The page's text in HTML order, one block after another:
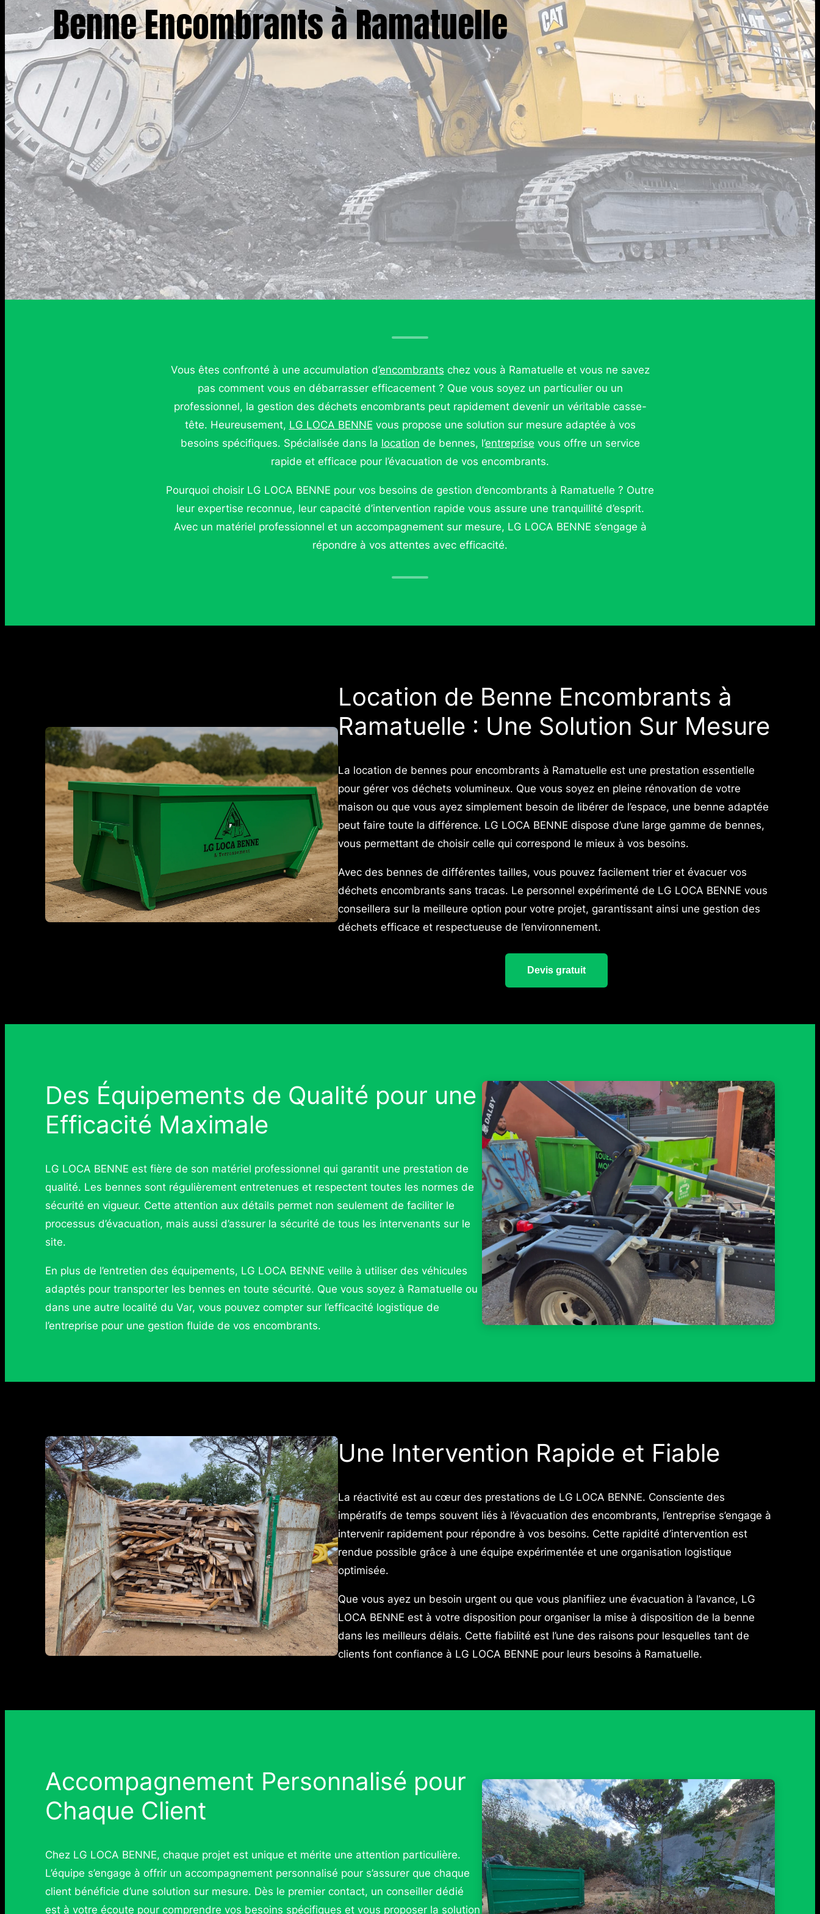
Benne Encombrants à Ramatuelle
Vous êtes confronté à une accumulation d’encombrants chez vous à Ramatuelle et vous ne savez
pas comment vous en débarrasser efficacement ? Que vous soyez un particulier ou un
professionnel, la gestion des déchets encombrants peut rapidement devenir un véritable casse-
tête. Heureusement, LG LOCA BENNE vous propose une solution sur mesure adaptée à vos
besoins spécifiques. Spécialisée dans la location de bennes, l’entreprise vous offre un service
rapide et efficace pour l’évacuation de vos encombrants.
Pourquoi choisir LG LOCA BENNE pour vos besoins de gestion d’encombrants à Ramatuelle ? Outre
leur expertise reconnue, leur capacité d’intervention rapide vous assure une tranquillité d’esprit.
Avec un matériel professionnel et un accompagnement sur mesure, LG LOCA BENNE s’engage à
répondre à vos attentes avec efficacité.
Location de Benne Encombrants à
Ramatuelle : Une Solution Sur Mesure
La location de bennes pour encombrants à Ramatuelle est une prestation essentielle
pour gérer vos déchets volumineux. Que vous soyez en pleine rénovation de votre
maison ou que vous ayez simplement besoin de libérer de l’espace, une benne adaptée
peut faire toute la différence. LG LOCA BENNE dispose d’une large gamme de bennes,
vous permettant de choisir celle qui correspond le mieux à vos besoins.
Avec des bennes de différentes tailles, vous pouvez facilement trier et évacuer vos
déchets encombrants sans tracas. Le personnel expérimenté de LG LOCA BENNE vous
conseillera sur la meilleure option pour votre projet, garantissant ainsi une gestion des
déchets efficace et respectueuse de l’environnement.
Devis gratuit
Des Équipements de Qualité pour une
Efficacité Maximale
LG LOCA BENNE est fière de son matériel professionnel qui garantit une prestation de
qualité. Les bennes sont régulièrement entretenues et respectent toutes les normes de
sécurité en vigueur. Cette attention aux détails permet non seulement de faciliter le
processus d’évacuation, mais aussi d’assurer la sécurité de tous les intervenants sur le
site.
En plus de l’entretien des équipements, LG LOCA BENNE veille à utiliser des véhicules
adaptés pour transporter les bennes en toute sécurité. Que vous soyez à Ramatuelle ou
dans une autre localité du Var, vous pouvez compter sur l’efficacité logistique de
l’entreprise pour une gestion fluide de vos encombrants.
Une Intervention Rapide et Fiable
La réactivité est au cœur des prestations de LG LOCA BENNE. Consciente des
impératifs de temps souvent liés à l’évacuation des encombrants, l’entreprise s’engage à
intervenir rapidement pour répondre à vos besoins. Cette rapidité d’intervention est
rendue possible grâce à une équipe expérimentée et une organisation logistique
optimisée.
Que vous ayez un besoin urgent ou que vous planifiiez une évacuation à l’avance, LG
LOCA BENNE est à votre disposition pour organiser la mise à disposition de la benne
dans les meilleurs délais. Cette fiabilité est l’une des raisons pour lesquelles tant de
clients font confiance à LG LOCA BENNE pour leurs besoins à Ramatuelle.
Accompagnement Personnalisé pour
Chaque Client
Chez LG LOCA BENNE, chaque projet est unique et mérite une attention particulière.
L’équipe s’engage à offrir un accompagnement personnalisé pour s’assurer que chaque
client bénéficie d’une solution sur mesure. Dès le premier contact, un conseiller dédié
est à votre écoute pour comprendre vos besoins spécifiques et vous proposer la solution